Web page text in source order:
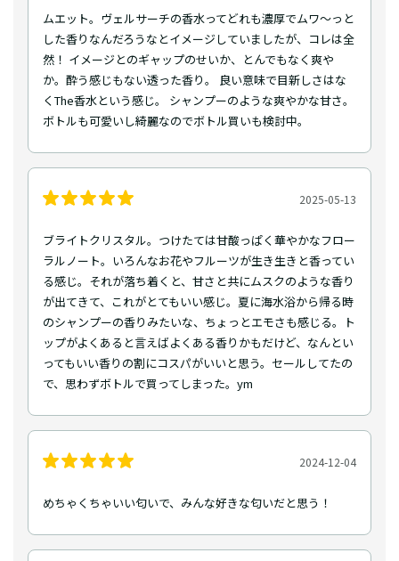
ムエット。ヴェルサーチの香水ってどれも濃厚でムワ〜っと
した香りなんだろうなとイメージしていましたが、コレは全
然！ イメージとのギャップのせいか、とんでもなく爽や
か。酔う感じもない透った香り。 良い意味で目新しさはな
くThe香水という感じ。 シャンプーのような爽やかな甘さ。
ボトルも可愛いし綺麗なのでボトル買いも検討中。
2025-05-13
ブライトクリスタル。つけたては甘酸っぱく華やかなフロー
ラルノート。いろんなお花やフルーツが生き生きと香ってい
る感じ。それが落ち着くと、甘さと共にムスクのような香り
が出てきて、これがとてもいい感じ。夏に海水浴から帰る時
のシャンプーの香りみたいな、ちょっとエモさも感じる。ト
ップがよくあると言えばよくある香りかもだけど、なんとい
ってもいい香りの割にコスパがいいと思う。セールしてたの
で、思わずボトルで買ってしまった。ym
2024-12-04
めちゃくちゃいい匂いで、みんな好きな匂いだと思う！